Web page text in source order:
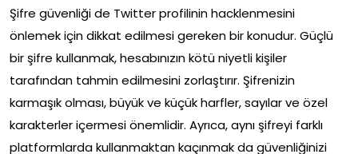
Şifre güvenliği de Twitter profilinin hacklenmesini
önlemek için dikkat edilmesi gereken bir konudur. Güçlü
bir şifre kullanmak, hesabınızın kötü niyetli kişiler
tarafından tahmin edilmesini zorlaştırır. Şifrenizin
karmaşık olması, büyük ve küçük harfler, sayılar ve özel
karakterler içermesi önemlidir. Ayrıca, aynı şifreyi farklı
platformlarda kullanmaktan kaçınmak da güvenliğinizi